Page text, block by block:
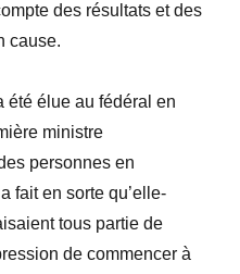
des résultats et des
cause.
été élue au fédéral en
ministre
personnes en
fait en sorte qu’elle-
tous partie de
de commencer à